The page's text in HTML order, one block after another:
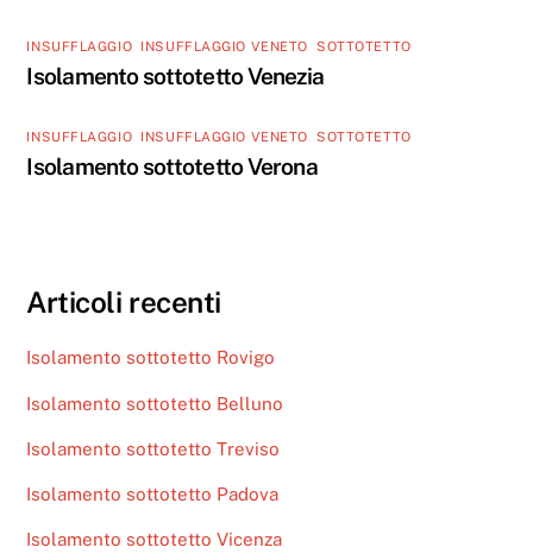
INSUFFLAGGIO INSUFFLAGGIO VENETO ,SOTTOTETTO
Isolamento sottotetto Venezia
INSUFFLAGGIO INSUFFLAGGIO VENETO ,SOTTOTETTO
Isolamento sottotetto Verona
Articoli recenti
Isolamento sottotetto Rovigo
Isolamento sottotetto Belluno
Isolamento sottotetto Treviso
Isolamento sottotetto Padova
Isolamento sottotetto Vicenza